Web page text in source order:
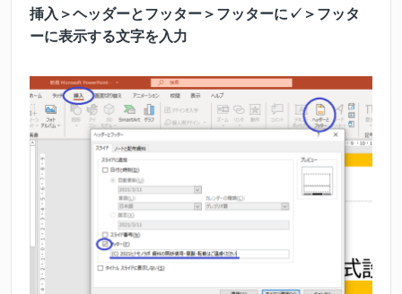
挿入＞ヘッダーとフッター＞フッターに✓＞フッタ
ーに表示する文字を入力